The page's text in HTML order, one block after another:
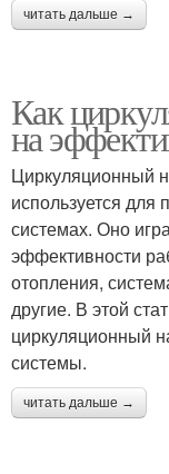
читать дальше →
Как
на
Циркуляционный
используется для
системах. Оно
эффективности
отопления,
другие. В этой
циркуляционный
системы.
читать дальше →